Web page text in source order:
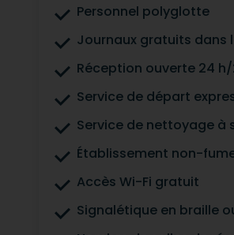
Personnel polyglotte
Journaux gratuits dans
Réception ouverte 24
Service de départ
Service de nettoyage à
Établissement non-
Accès Wi-Fi gratuit
Signalétique en braille